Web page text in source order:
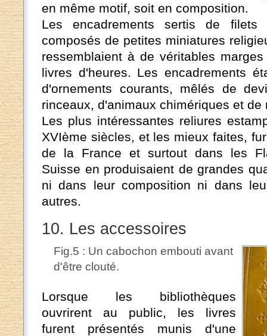
en même motif, soit en composition.
Les encadrements sertis de filets
composés de petites miniatures
ressemblaient à de véritables
livres d'heures. Les encadrements
d'ornements courants, mêlés de
rinceaux, d'animaux chimériques et
Les plus intéressantes reliures
XVIème siècles, et les mieux faites,
de la France et surtout dans les
Suisse en produisaient de grandes
ni dans leur composition ni dans
autres.
10. Les accessoires
Fig.5 : Un cabochon embouti avant
d'être clouté.
Lorsque les bibliothèques
ouvrirent au public, les livres
furent présentés munis d'une